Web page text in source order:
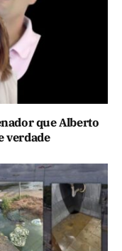
que Alberto
verdade